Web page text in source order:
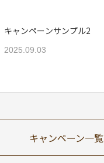
キャンペーンサンプル2
2025.09.03
キャンペーン一覧